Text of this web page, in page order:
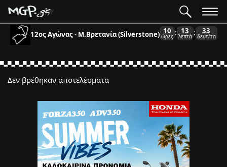
12ος Αγώνας - Μ.Βρετανία (Silverstone) 10
ώρες : 13
λεπτά : 33
δευτ/τα
Δεν βρέθηκαν αποτελέσματα